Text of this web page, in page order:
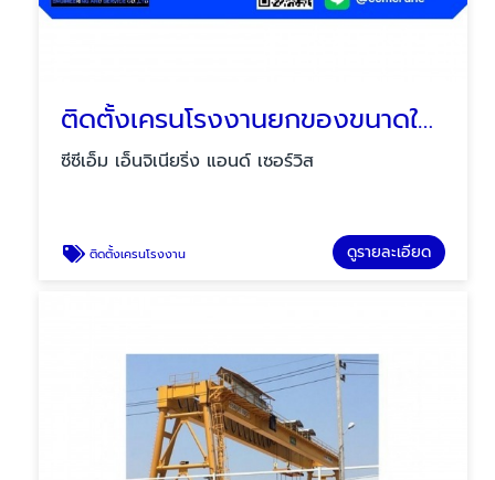
ติดตั้งเครนโรงงานยกของขนาดใหญ่
ซีซีเอ็ม เอ็นจิเนียริ่ง แอนด์ เซอร์วิส
ติดตั้งเครนโรงงาน ดูรายละเอียด